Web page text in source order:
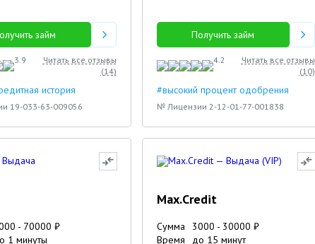
займ
3.9
Читать все отзывы
(14)
история
19-033-63-009056
Получить займ
4.2
Читать все отзывы
(10)
#высокий процент одобрения
№ Лицензии 2-12-01-77-001838
- 70000 ₽
1 минуты
Max.Credit
Сумма 3000 - 30000 ₽
Время
до 15 минут